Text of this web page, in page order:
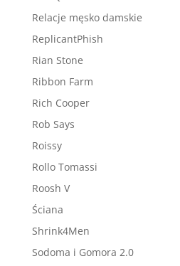
Relacje męsko damskie
ReplicantPhish
Rian Stone
Ribbon Farm
Rich Cooper
Rob Says
Roissy
Rollo Tomassi
Roosh V
Ściana
Shrink4Men
Sodoma i Gomora 2.0